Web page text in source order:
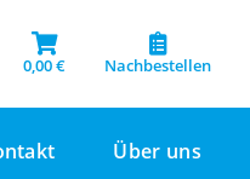
0,00 € Nachbestellen
Über uns